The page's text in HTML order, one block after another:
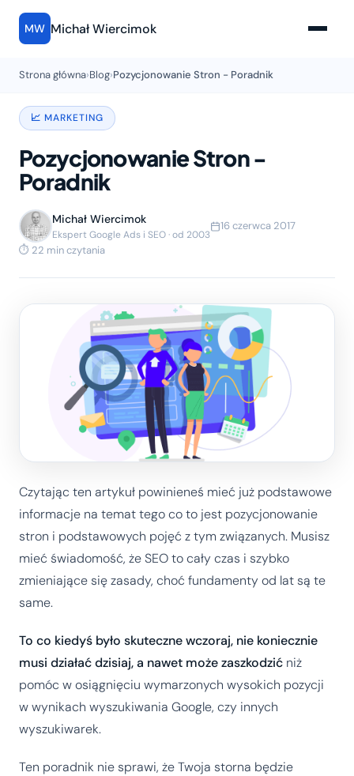
MW Michał Wiercimok
Strona główna›Blog›Pozycjonowanie Stron - Poradnik
📈 MARKETING
Pozycjonowanie Stron -
Poradnik
Michał Wiercimok
Ekspert Google Ads i SEO · od 2003
16 czerwca 2017
⏱ 22 min czytania
Czytając ten artykuł powinieneś mieć już podstawowe
informacje na temat tego co to jest pozycjonowanie
stron i podstawowych pojęć z tym związanych. Musisz
mieć świadomość, że SEO to cały czas i szybko
zmieniające się zasady, choć fundamenty od lat są te
same.
To co kiedyś było skuteczne wczoraj, nie koniecznie
musi działać dzisiaj, a nawet może zaszkodzić niż
pomóc w osiągnięciu wymarzonych wysokich pozycji
w wynikach wyszukiwania Google, czy innych
wyszukiwarek.
Ten poradnik nie sprawi, że Twoja storna będzie